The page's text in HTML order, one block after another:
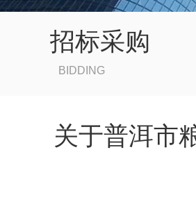
招标采购
BIDDING
关于普洱市